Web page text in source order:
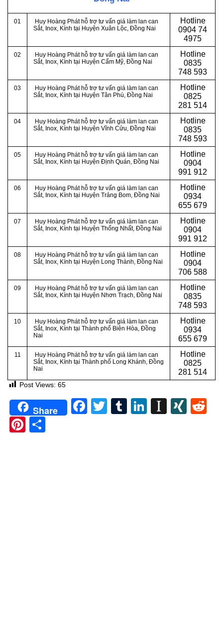
01
Huy Hoàng Phát hỗ trợ tư vấn giá làm lan can
Sắt, Inox, Kính tại Huyện Xuân Lộc, Đồng Nai
Hotline
0904 74
4975
02
Huy Hoàng Phát hỗ trợ tư vấn giá làm lan can
Sắt, Inox, Kính tại Huyện Cẩm Mỹ, Đồng Nai
Hotline
0835
748 593
03
Huy Hoàng Phát hỗ trợ tư vấn giá làm lan can
Sắt, Inox, Kính tại Huyện Tân Phú, Đồng Nai
Hotline
0825
281 514
04
Huy Hoàng Phát hỗ trợ tư vấn giá làm lan can
Sắt, Inox, Kính tại Huyện Vĩnh Cửu, Đồng Nai
Hotline
0835
748 593
05
Huy Hoàng Phát hỗ trợ tư vấn giá làm lan can
Sắt, Inox, Kính tại Huyện Định Quán, Đồng Nai
Hotline
0904
991 912
06
Huy Hoàng Phát hỗ trợ tư vấn giá làm lan can
Sắt, Inox, Kính tại Huyện Trảng Bom, Đồng Nai
Hotline
0934
655 679
07
Huy Hoàng Phát hỗ trợ tư vấn giá làm lan can
Sắt, Inox, Kính tại Huyện Thống Nhất, Đồng Nai
Hotline
0904
991 912
08
Huy Hoàng Phát hỗ trợ tư vấn giá làm lan can
Sắt, Inox, Kính tại Huyện Long Thành, Đồng Nai
Hotline
0904
706 588
09
Huy Hoàng Phát hỗ trợ tư vấn giá làm lan can
Sắt, Inox, Kính tại Huyện Nhơn Trạch, Đồng Nai
Hotline
0835
748 593
10
Huy Hoàng Phát hỗ trợ tư vấn giá làm lan can
Sắt, Inox, Kính tại Thành phố Biên Hòa, Đồng
Nai
Hotline
0934
655 679
11
Huy Hoàng Phát hỗ trợ tư vấn giá làm lan can
Sắt, Inox, Kính tại Thành phố Long Khánh, Đồng
Nai
Hotline
0825
281 514
Post Views: 65
Share Facebook
TwitterTumblrLinkedIn
Pinterest